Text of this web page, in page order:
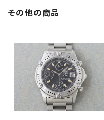
その他の商品